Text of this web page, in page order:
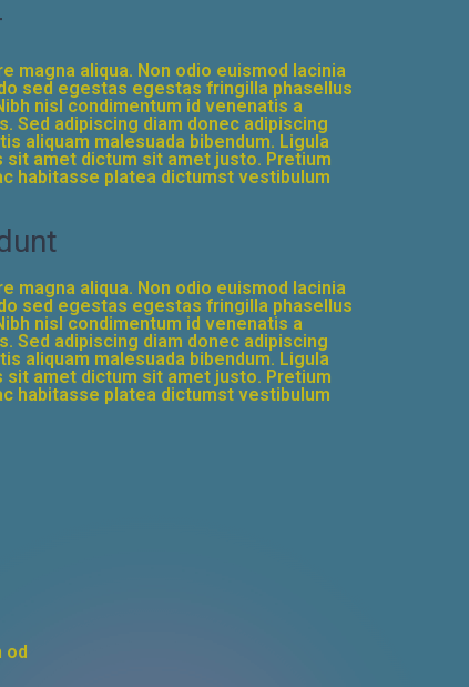
aliqua. Non odio euismod lacinia
sed egestas egestas fringilla phasellus
nisl condimentum id venenatis a
Sed adipiscing diam donec adipiscing
aliquam malesuada bibendum. Ligula
amet dictum sit amet justo. Pretium
habitasse platea dictumst vestibulum
aliqua. Non odio euismod lacinia
sed egestas egestas fringilla phasellus
nisl condimentum id venenatis a
Sed adipiscing diam donec adipiscing
aliquam malesuada bibendum. Ligula
amet dictum sit amet justo. Pretium
habitasse platea dictumst vestibulum
od